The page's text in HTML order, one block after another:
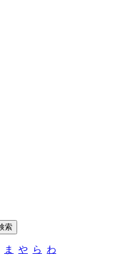
ま や ら わ